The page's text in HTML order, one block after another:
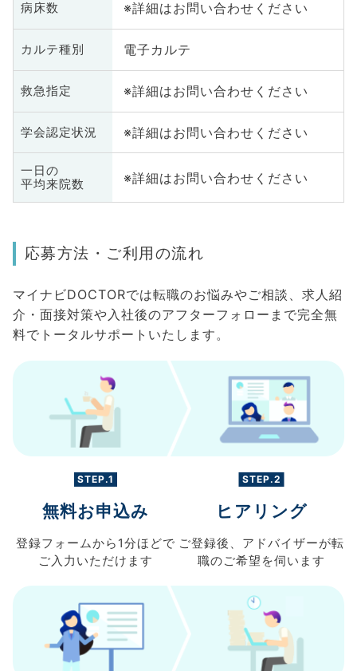
病床数 ※詳細はお問い合わせください
カルテ種別 電子カルテ
救急指定 ※詳細はお問い合わせください
学会認定状況 ※詳細はお問い合わせください
一日の
平均来院数
※詳細はお問い合わせください
応募方法・ご利用の流れ
マイナビDOCTORでは転職のお悩みやご相談、求人紹
介・面接対策や入社後のアフターフォローまで完全無
料でトータルサポートいたします。
STEP.1
無料お申込み
登録フォームから 1分ほどで
ご入力 いただけます
STEP.2
ヒアリング
ご登録後、 アドバイザーが転
職のご希望を伺います